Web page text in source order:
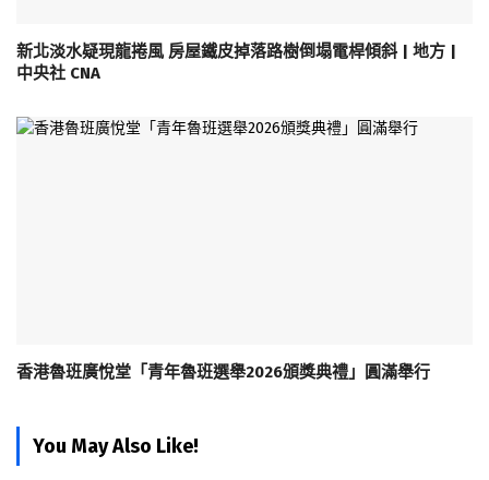
新北淡水疑現龍捲風 房屋鐵皮掉落路樹倒塌電桿傾斜 | 地方 |
中央社 CNA
香港魯班廣悅堂「青年魯班選舉2026頒獎典禮」圓滿舉行
You May Also Like!